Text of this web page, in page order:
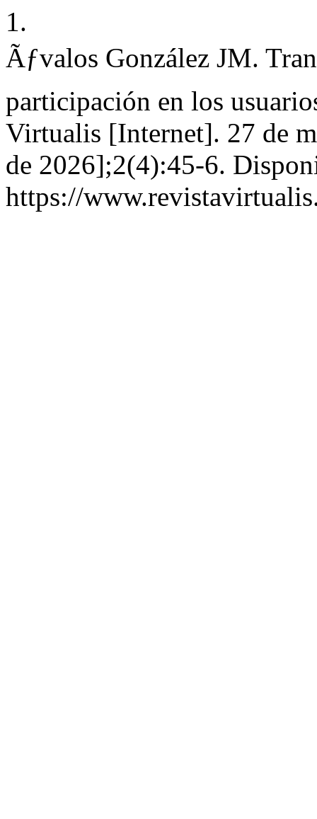
1.
Ãƒvalos González JM.
participación en los
Virtualis [Internet]. 27 de
de 2026];2(4):45-6.
https://